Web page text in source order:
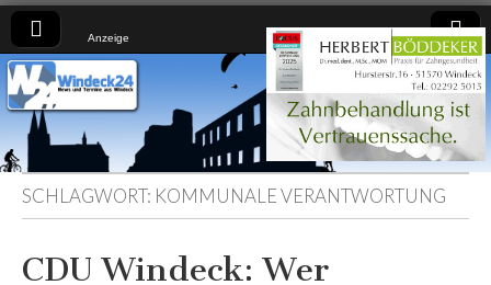
Anzeige
Windeck24
Nachrichten
aus dem
Ländchen
für das
Ländchen
SCHLAGWORT: KOMMUNALE VERANTWORTUNG
CDU Windeck: Wer